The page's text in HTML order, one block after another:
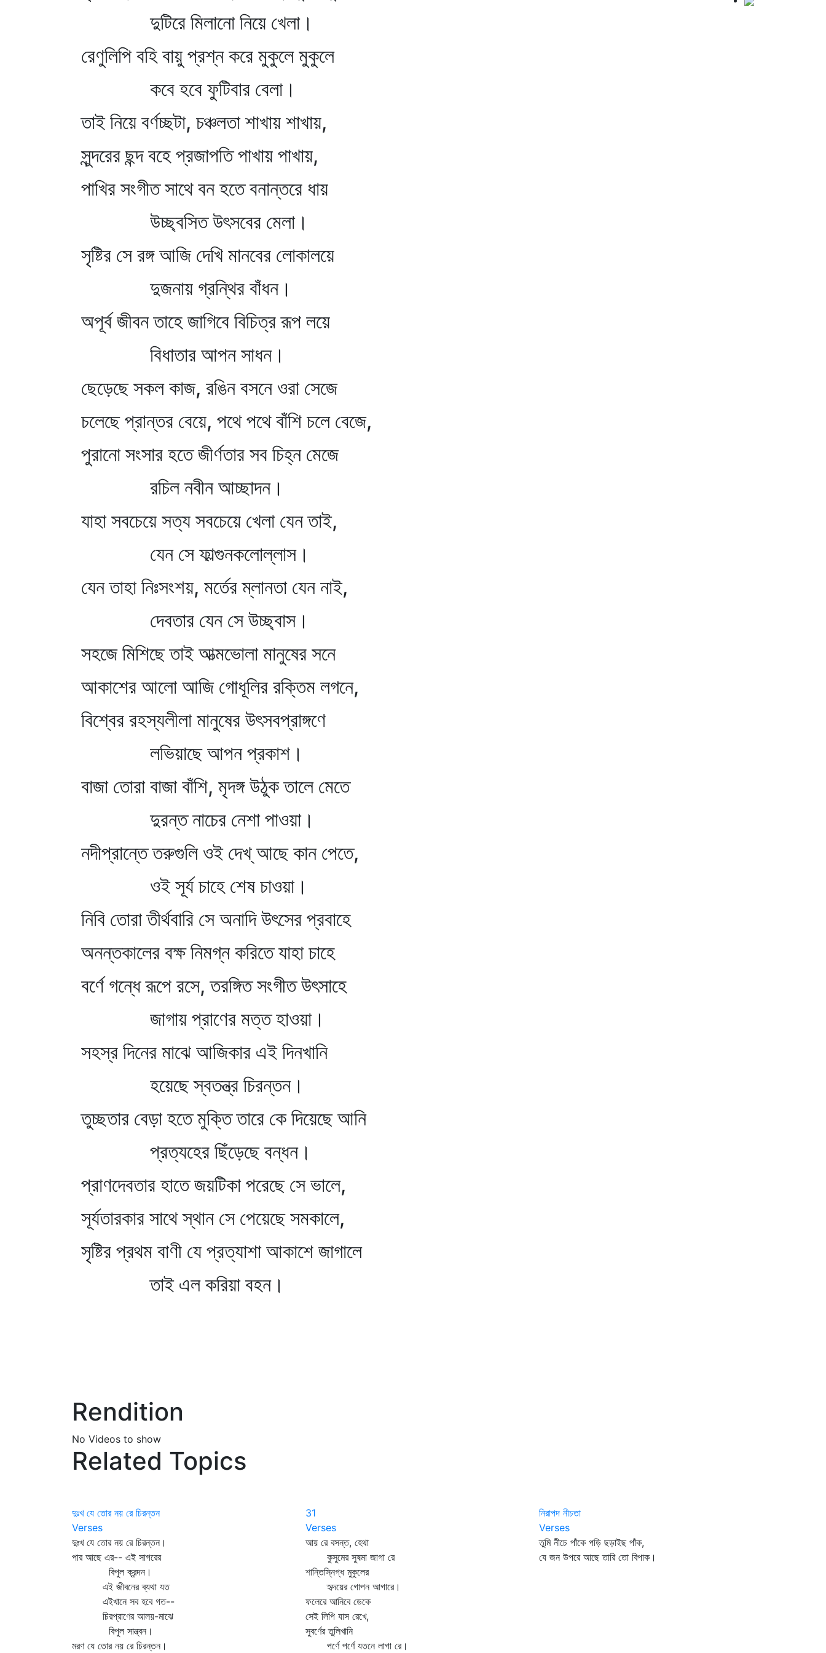
দুটিরে মিলানো নিয়ে খেলা।
রেণুলিপি বহি বায়ু প্রশ্ন করে মুকুলে মুকুলে
কবে হবে ফুটিবার বেলা।
তাই নিয়ে বর্ণচ্ছটা, চঞ্চলতা শাখায় শাখায়,
সুন্দরের ছন্দ বহে প্রজাপতি পাখায় পাখায়,
পাখির সংগীত সাথে বন হতে বনান্তরে ধায়
উচ্ছ্বসিত উৎসবের মেলা।
সৃষ্টির সে রঙ্গ আজি দেখি মানবের লোকালয়ে
দুজনায় গ্রন্থির বাঁধন।
অপূর্ব জীবন তাহে জাগিবে বিচিত্র রূপ লয়ে
বিধাতার আপন সাধন।
ছেড়েছে সকল কাজ, রঙিন বসনে ওরা সেজে
চলেছে প্রান্তর বেয়ে, পথে পথে বাঁশি চলে বেজে,
পুরানো সংসার হতে জীর্ণতার সব চিহ্ন মেজে
রচিল নবীন আচ্ছাদন।
যাহা সবচেয়ে সত্য সবচেয়ে খেলা যেন তাই,
যেন সে ফাল্গুনকলোল্লাস।
যেন তাহা নিঃসংশয়, মর্তের ম্লানতা যেন নাই,
দেবতার যেন সে উচ্ছ্বাস।
সহজে মিশিছে তাই আত্মভোলা মানুষের সনে
আকাশের আলো আজি গোধূলির রক্তিম লগনে,
বিশ্বের রহস্যলীলা মানুষের উৎসবপ্রাঙ্গণে
লভিয়াছে আপন প্রকাশ।
বাজা তোরা বাজা বাঁশি, মৃদঙ্গ উঠুক তালে মেতে
দুরন্ত নাচের নেশা পাওয়া।
নদীপ্রান্তে তরুগুলি ওই দেখ্‌ আছে কান পেতে,
ওই সূর্য চাহে শেষ চাওয়া।
নিবি তোরা তীর্থবারি সে অনাদি উৎসের প্রবাহে
অনন্তকালের বক্ষ নিমগ্ন করিতে যাহা চাহে
বর্ণে গন্ধে রূপে রসে, তরঙ্গিত সংগীত উৎসাহে
জাগায় প্রাণের মত্ত হাওয়া।
সহস্র দিনের মাঝে আজিকার এই দিনখানি
হয়েছে স্বতন্ত্র চিরন্তন।
তুচ্ছতার বেড়া হতে মুক্তি তারে কে দিয়েছে আনি
প্রত্যহের ছিঁড়েছে বন্ধন।
প্রাণদেবতার হাতে জয়টিকা পরেছে সে ভালে,
সূর্যতারকার সাথে স্থান সে পেয়েছে সমকালে,
সৃষ্টির প্রথম বাণী যে প্রত্যাশা আকাশে জাগালে
তাই এল করিয়া বহন।
Rendition
No Videos to show
Related Topics
দুঃখ যে তোর নয় রে চিরন্তন
Verses
দুঃখ যে তোর নয় রে চিরন্তন।
পার আছে এর-- এই সাগরের
বিপুল ক্রন্দন।
এই জীবনের ব্যথা যত
এইখানে সব হবে গত--
চিরপ্রাণের আলয়-মাঝে
বিপুল সান্ত্বন।
মরণ যে তোর নয় রে চিরন্তন।
31
Verses
আয় রে বসন্ত, হেথা
কুসুমের সুষমা জাগা রে
শান্তিস্নিগ্ধ মুকুলের
হৃদয়ের গোপন আগারে।
ফলেরে আনিবে ডেকে
সেই লিপি যাস রেখে,
সুবর্ণের তুলিখানি
পর্ণে পর্ণে যতনে লাগা রে।
নিরাপদ নীচতা
Verses
তুমি নীচে পাঁকে পড়ি ছড়াইছ পাঁক,
যে জন উপরে আছে তারি তো বিপাক।